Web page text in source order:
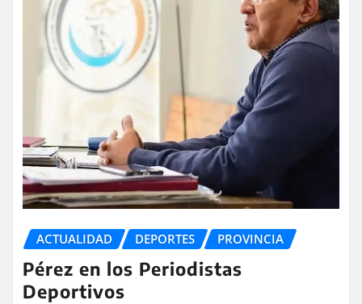
ACTUALIDAD DEPORTES PROVINCIA
Pérez en los Periodistas
Deportivos